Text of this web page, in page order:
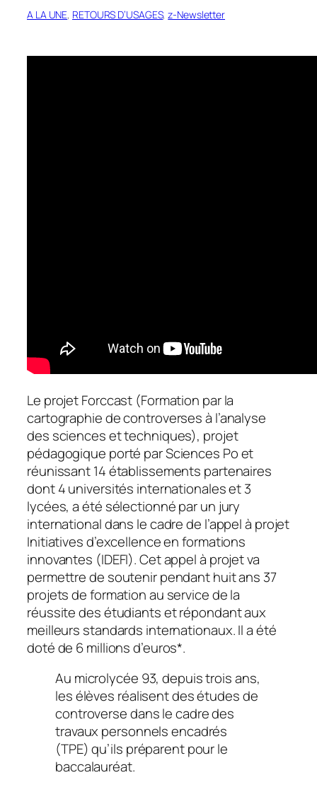
A LA UNE, RETOURS D’USAGES, z-Newsletter
Le projet Forccast (Formation par la
cartographie de controverses à l’analyse
des sciences et techniques), projet
pédagogique porté par Sciences Po et
réunissant 14 établissements partenaires
dont 4 universités internationales et 3
lycées, a été sélectionné par un jury
international dans le cadre de l’appel à projet
Initiatives d’excellence en formations
innovantes (IDEFI). Cet appel à projet va
permettre de soutenir pendant huit ans 37
projets de formation au service de la
réussite des étudiants et répondant aux
meilleurs standards internationaux. Il a été
doté de 6 millions d’euros*.
Au microlycée 93, depuis trois ans,
les élèves réalisent des études de
controverse dans le cadre des
travaux personnels encadrés
(TPE) qu’ils préparent pour le
baccalauréat.